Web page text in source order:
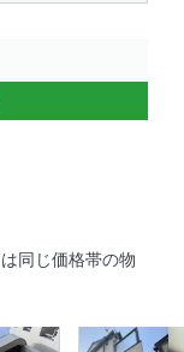
ー
ン
同じ価格帯の物